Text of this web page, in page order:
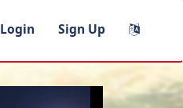
Login Sign Up